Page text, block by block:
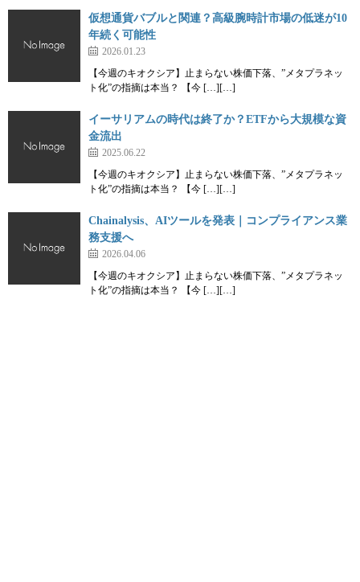
仮想通貨バブルと関連？高級腕時計市場の低迷が10
年続く可能性
2026.01.23
【今週のキオクシア】止まらない株価下落、”メタプラネッ
ト化”の指摘は本当？ 【今 […][…]
イーサリアムの時代は終了か？ETFから大規模な資
金流出
2025.06.22
【今週のキオクシア】止まらない株価下落、”メタプラネッ
ト化”の指摘は本当？ 【今 […][…]
Chainalysis、AIツールを発表｜コンプライアンス業
務支援へ
2026.04.06
【今週のキオクシア】止まらない株価下落、”メタプラネッ
ト化”の指摘は本当？ 【今 […][…]